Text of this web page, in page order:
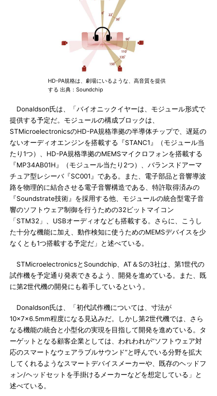
HD-PA規格は、劇場にいるような、高音質を提供
する 出典：Soundchip
Donaldson氏は、「バイオニックイヤーは、モジュール形式で
提供する予定だ。モジュールの構成ブロックは、
STMicroelectronicsのHD-PA規格準拠の半導体チップで、遅延の
ないオーディオエンジンを搭載する『STANC1』（モジュール当
たり1つ）、HD-PA規格準拠のMEMSマイクロフォンを搭載する
『MP34AB01H』（モジュール当たり2つ）、バランスドアーマ
チュア型レシーバ『SC001』である。また、電子部品と音響導波
路を物理的に結合させる電子音響構造である、特許取得済みの
『Soundstrate技術』を採用する他、モジュールの統合型電子音
響のソフトウェア制御を行うための32ビットマイコン
「STM32」、USBオーディオなども搭載する。さらに、こうし
た十分な機能に加え、動作検知に使うためのMEMSデバイスを少
なくとも1つ搭載する予定だ」と述べている。
STMicroelectronicsとSoundchip、AT＆Sの3社は、第1世代の
試作機を予定通り発表できるよう、開発を進めている。また、既
に第2世代機の開発にも着手しているという。
Donaldson氏は、「初代試作機については、寸法が
10×7×6.5mm程度になる見込みだ。しかし第2世代機では、さら
なる機能の統合と小型化の実現を目指して開発を進めている。タ
ーゲットとなる顧客企業としては、われわれが“ソフトウェア対
応のスマートなウェアラブルサウンド”と呼んでいる分野を拡大
してくれるようなスマートデバイスメーカーや、既存のヘッドフ
ォン/ヘッドセットを手掛けるメーカーなどを想定している」と
述べている。